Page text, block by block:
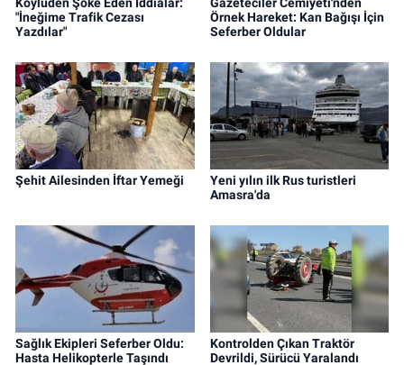
Köylüden Şoke Eden İddialar:
"İneğime Trafik Cezası
Yazdılar"
Gazeteciler Cemiyeti'nden
Örnek Hareket: Kan Bağışı İçin
Seferber Oldular
Şehit Ailesinden İftar Yemeği
Yeni yılın ilk Rus turistleri
Amasra'da
Sağlık Ekipleri Seferber Oldu:
Hasta Helikopterle Taşındı
Kontrolden Çıkan Traktör
Devrildi, Sürücü Yaralandı